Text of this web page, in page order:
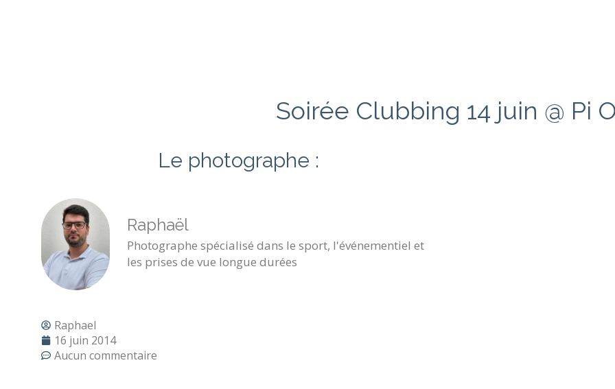
Soirée Clubbing 14 juin @ Pi
Le photographe :
Raphaël
Photographe spécialisé dans le sport, l'événementiel et
les prises de vue longue durées
Raphael
16 juin 2014
Aucun commentaire